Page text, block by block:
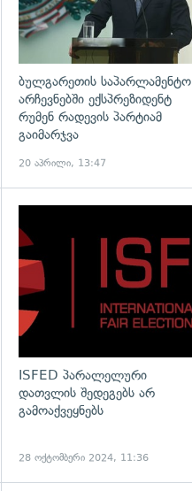
ბულგარეთის საპარლამენტო
არჩევნებში ექსპრეზიდენტ
რუმენ რადევის პარტიამ
გაიმარჯვა
20 აპრილი, 13:47
ISFED პარალელური
დათვლის შედეგებს არ
გამოაქვეყნებს
28 ოქტომბერი 2024, 11:36